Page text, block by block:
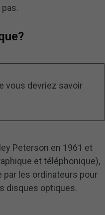
vous devriez savoir
Peterson en 1961 et
et téléphonique),
les ordinateurs pour
disques optiques.